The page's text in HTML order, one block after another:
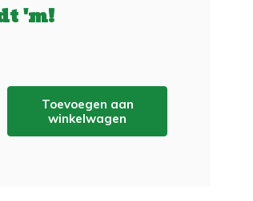
'm!
Toevoegen aan
winkelwagen